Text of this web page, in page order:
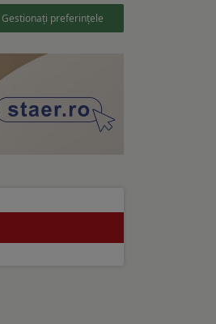
Gestionați preferințele